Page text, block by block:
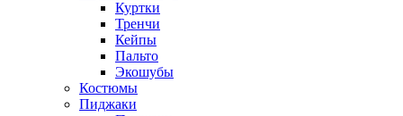
Куртки
Тренчи
Кейпы
Пальто
Экошубы
Костюмы
Пиджаки